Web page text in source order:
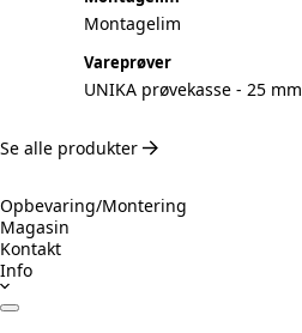
Montagelim
Vareprøver
UNIKA prøvekasse - 25 mm
Se alle produkter
Opbevaring/Montering
Magasin
Kontakt
Info